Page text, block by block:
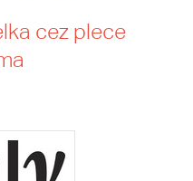
cez plece